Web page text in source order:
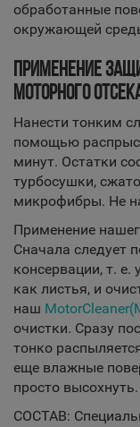
обработанные
окружающей
ПРИМЕНЕНИЕ
МОТОРНОГО
Нанести тонким
помощью
минут. Остатки
турбосушки,
микрофибры. Не
Применение
Сначала следует
консервации, т. е.
как листья, и
наш
очистки. Сразу
тонко
еще влажные
просто высохнуть.
СОСТАВ: